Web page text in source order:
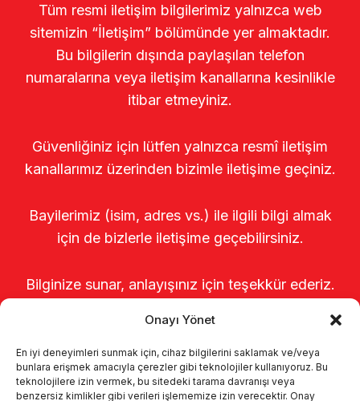
Onayı Yönet
En iyi deneyimleri sunmak için, cihaz bilgilerini saklamak ve/veya
bunlara erişmek amacıyla çerezler gibi teknolojiler kullanıyoruz. Bu
teknolojilere izin vermek, bu sitedeki tarama davranışı veya
benzersiz kimlikler gibi verileri işlememize izin verecektir. Onay
Tüm resmi iletişim bilgilerimiz yalnızca web
sitemizin “İletişim” bölümünde yer almaktadır.
Bu bilgilerin dışında paylaşılan telefon
numaralarına veya iletişim kanallarına kesinlikle
itibar etmeyiniz.
Güvenliğiniz için lütfen yalnızca resmî iletişim
kanallarımız üzerinden bizimle iletişime geçiniz.
Bayilerimiz (isim, adres vs.) ile ilgili bilgi almak
için de bizlerle iletişime geçebilirsiniz.
Bilginize sunar, anlayışınız için teşekkür ederiz.